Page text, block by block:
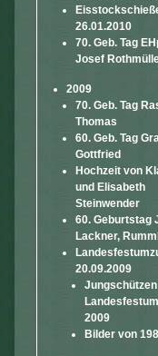
26.01.2010
70. Geb. Tag
Josef
2009
70. Geb. Tag
Thomas
60. Geb. Tag
Gottfried
Hochzeit von
und Elisabeth
Steinwender
60. Geburtstag
Lackner,
20.09.2009
2009
Bilder von